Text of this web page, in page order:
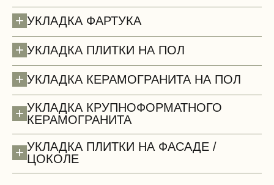
+ УКЛАДКА ФАРТУКА
+ УКЛАДКА ПЛИТКИ НА ПОЛ
+ УКЛАДКА КЕРАМОГРАНИТА НА ПОЛ
+ УКЛАДКА КРУПНОФОРМАТНОГО
КЕРАМОГРАНИТА
+ УКЛАДКА ПЛИТКИ НА ФАСАДЕ /
ЦОКОЛЕ